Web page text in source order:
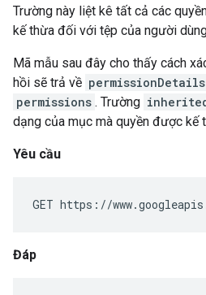
Trường này liệt kê tất cả các
kế thừa đối với tệp của người
Mã mẫu sau đây cho thấy cách
hồi sẽ trả về permissionDetails
permissions . Trường
dạng của mục mà quyền được kế
Yêu cầu
GET https://
Đáp